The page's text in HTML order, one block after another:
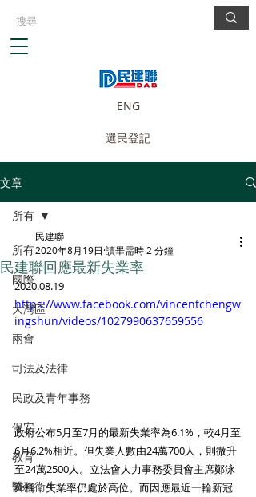
ENG
選民登記
文章
所有
國際
大灣區
兩會
司法及法律
民政及青年事務
保安
教育
醫務衛生
所有
民建聯回應最新失業率
民建聯
2020年8月19日 讀畢需時 2 分鐘
2020.08.19
https://www.facebook.com/vincentchengw
ingshun/videos/1027990637659556
政府公布5月至7月的最新失業率為6.1%，較4月至
6月6.2%相近。但失業人數由24萬700人，則微升
至24萬2500人。立法會人力事務委員會主席鄭泳
舜稱，失業率仍處於高位。而因應最近一輪新冠